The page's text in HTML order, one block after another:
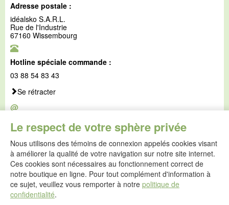
Le respect de votre sphère privée
Nous utilisons des témoins de connexion appelés cookies visant
à améliorer la qualité de votre navigation sur notre site internet.
Ces cookies sont nécessaires au fonctionnement correct de
notre boutique en ligne. Pour tout complément d'information à
ce sujet, veuillez vous remporter à notre politique de
confidentialité.
Adresse postale :
idéalsko S.A.R.L.
Rue de l'Industrie
67160 Wissembourg
Hotline spéciale commande :
03 88 54 83 43
Se rétracter
@
service@idealsko.fr
@
Formulaire de contact
Aller au formulaire de contact